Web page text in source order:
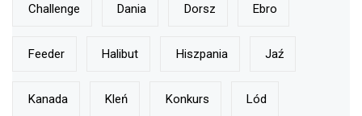
Challenge Dania Dorsz Ebro
Feeder Halibut Hiszpania Jaź
Kanada Kleń Konkurs Lód